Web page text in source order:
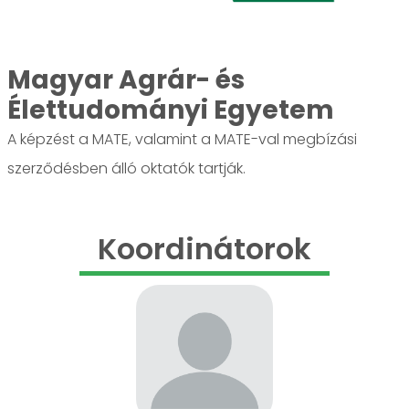
Magyar Agrár- és
Élettudományi Egyetem
A képzést a MATE, valamint a MATE-val megbízási
szerződésben álló oktatók tartják.
Koordinátorok